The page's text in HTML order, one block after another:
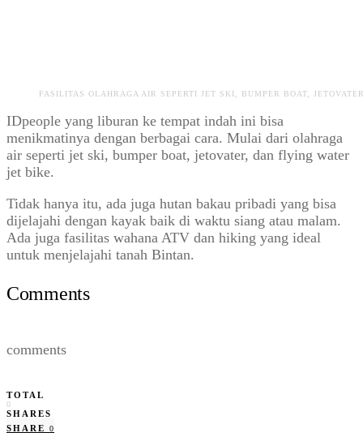
FASILITAS OLAHRAGA AIR SEPERTI JET SKI, BUMPER BOAT,
IDpeople yang liburan ke tempat indah ini bisa
menikmatinya dengan berbagai cara. Mulai dari olahraga
air seperti jet ski, bumper boat, jetovater, dan flying water
jet bike.
Tidak hanya itu, ada juga hutan bakau pribadi yang bisa
dijelajahi dengan kayak baik di waktu siang atau malam.
Ada juga fasilitas wahana ATV dan hiking yang ideal
untuk menjelajahi tanah Bintan.
Comments
comments
TOTAL
0
SHARES
SHARE
0